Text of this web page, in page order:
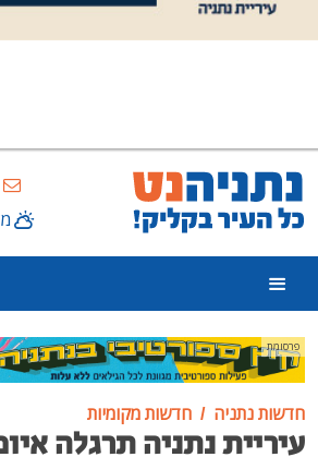
פרסומת
חדשות נתניה חדשות מקומיות
עיריית נתניה תרגלה